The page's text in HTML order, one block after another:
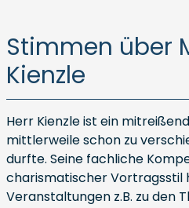
Stimmen über
Kienzle
Herr Kienzle ist ein
mittlerweile schon zu
durfte. Seine fachliche
charismatischer Vortragsstil
Veranstaltungen z.B. zu den